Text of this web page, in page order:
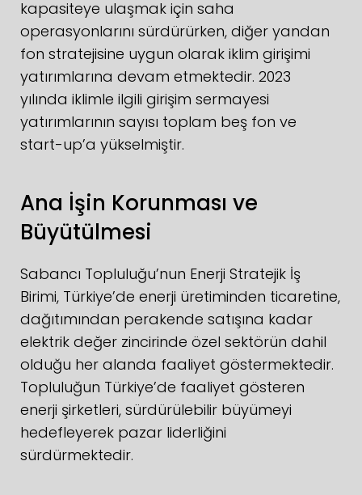
kapasiteye ulaşmak için saha
operasyonlarını sürdürürken, diğer yandan
fon stratejisine uygun olarak iklim girişimi
yatırımlarına devam etmektedir. 2023
yılında iklimle ilgili girişim sermayesi
yatırımlarının sayısı toplam beş fon ve
start-up’a yükselmiştir.
Ana İşin Korunması ve
Büyütülmesi
Sabancı Topluluğu’nun Enerji Stratejik İş
Birimi, Türkiye’de enerji üretiminden ticaretine,
dağıtımından perakende satışına kadar
elektrik değer zincirinde özel sektörün dahil
olduğu her alanda faaliyet göstermektedir.
Topluluğun Türkiye’de faaliyet gösteren
enerji şirketleri, sürdürülebilir büyümeyi
hedefleyerek pazar liderliğini
sürdürmektedir.